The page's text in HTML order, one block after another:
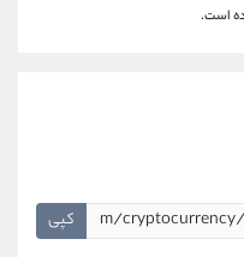
است.
کپی